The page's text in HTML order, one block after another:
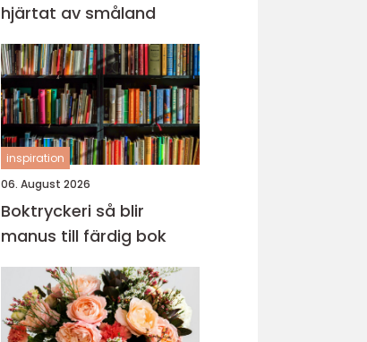
hjärtat av småland
inspiration
06. August 2026
Boktryckeri så blir
manus till färdig bok